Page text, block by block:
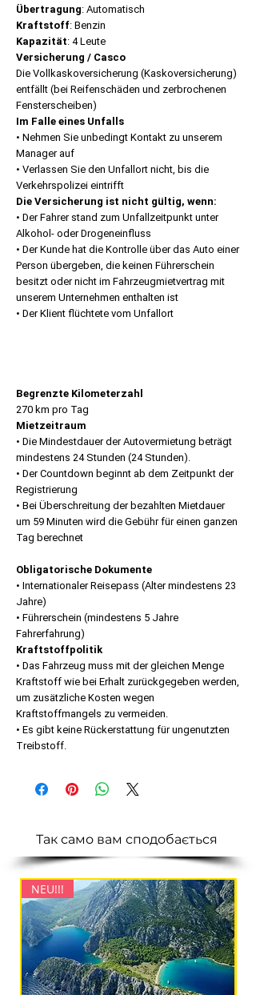
Übertragung: Automatisch
Kraftstoff: Benzin
Kapazität: 4 Leute
Versicherung / Casco
Die Vollkaskoversicherung (Kaskoversicherung)
entfällt (bei Reifenschäden und zerbrochenen
Fensterscheiben)
Im Falle eines Unfalls
• Nehmen Sie unbedingt Kontakt zu unserem
Manager auf
• Verlassen Sie den Unfallort nicht, bis die
Verkehrspolizei eintrifft
Die Versicherung ist nicht gültig, wenn:
• Der Fahrer stand zum Unfallzeitpunkt unter
Alkohol- oder Drogeneinfluss
• Der Kunde hat die Kontrolle über das Auto einer
Person übergeben, die keinen Führerschein
besitzt oder nicht im Fahrzeugmietvertrag mit
unserem Unternehmen enthalten ist
• Der Klient flüchtete vom Unfallort
Begrenzte Kilometerzahl
270 km pro Tag
Mietzeitraum
• Die Mindestdauer der Autovermietung beträgt
mindestens 24 Stunden (24 Stunden).
• Der Countdown beginnt ab dem Zeitpunkt der
Registrierung
• Bei Überschreitung der bezahlten Mietdauer
um 59 Minuten wird die Gebühr für einen ganzen
Tag berechnet
Obligatorische Dokumente
• Internationaler Reisepass (Alter mindestens 23
Jahre)
• Führerschein (mindestens 5 Jahre
Fahrerfahrung)
Kraftstoffpolitik
• Das Fahrzeug muss mit der gleichen Menge
Kraftstoff wie bei Erhalt zurückgegeben werden,
um zusätzliche Kosten wegen
Kraftstoffmangels zu vermeiden.
• Es gibt keine Rückerstattung für ungenutzten
Treibstoff.
Так само вам сподобається
NEU!!!